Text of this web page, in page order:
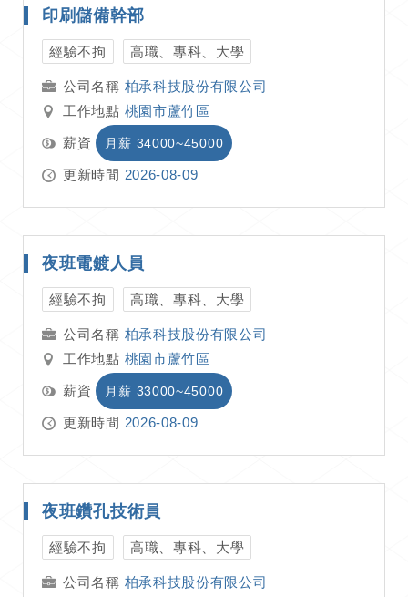
印刷儲備幹部
經驗不拘 高職、專科、大學
柏承科技股份有限公司
工作地點 桃園市蘆竹區
薪資 月薪 34000~45000
更新時間 2026-08-09
夜班電鍍人員
經驗不拘 高職、專科、大學
柏承科技股份有限公司
工作地點 桃園市蘆竹區
薪資 月薪 33000~45000
更新時間 2026-08-09
夜班鑽孔技術員
經驗不拘 高職、專科、大學
柏承科技股份有限公司